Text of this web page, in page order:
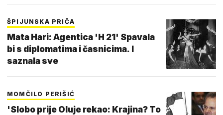
ŠPIJUNSKA PRIČA
Mata Hari: Agentica 'H 21' Spavala
bi s diplomatima i časnicima. I
saznala sve
MOMČILO PERIŠIĆ
'Slobo prije Oluje rekao: Krajina? To